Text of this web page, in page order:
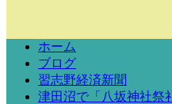
ホーム
ブログ
習志野経済新聞
津田沼で「八坂神社